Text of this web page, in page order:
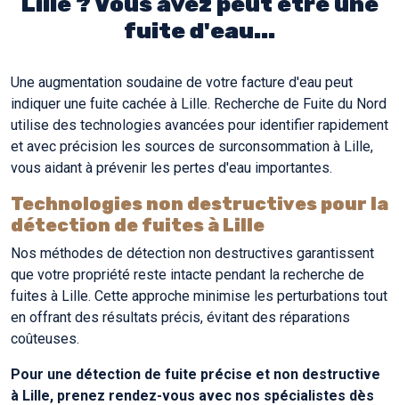
fuite d'eau...
Une augmentation soudaine de votre facture d'eau peut
indiquer une fuite cachée à Lille. Recherche de Fuite du Nord
utilise des technologies avancées pour identifier rapidement
et avec précision les sources de surconsommation à Lille,
vous aidant à prévenir les pertes d'eau importantes.
Technologies non destructives pour la
détection de fuites à Lille
Nos méthodes de détection non destructives garantissent
que votre propriété reste intacte pendant la recherche de
fuites à Lille. Cette approche minimise les perturbations tout
en offrant des résultats précis, évitant des réparations
coûteuses.
Pour une détection de fuite précise et non destructive
à Lille, prenez rendez-vous avec nos spécialistes dès